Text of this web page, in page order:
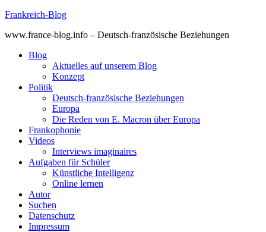
Skip
content
Frankreich-Blog
www.france-blog.info – Deutsch-französische Beziehungen
Blog
Aktuelles auf unserem Blog
Konzept
Politik
Deutsch-französische Beziehungen
Europa
Die Reden von E. Macron über Europa
Frankophonie
Videos
Interviews imaginaires
Aufgaben für Schüler
Künstliche Intelligenz
Online lernen
Autor
Suchen
Datenschutz
Impressum